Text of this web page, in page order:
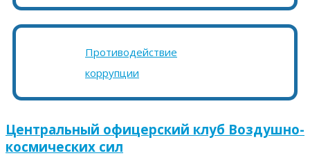
Противодействие
коррупции
Центральный офицерский клуб Воздушно-
космических сил